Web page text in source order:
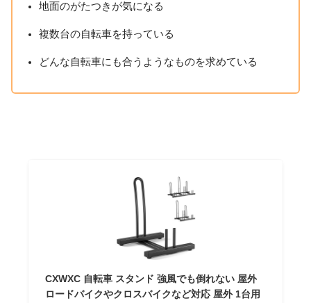
地面のがたつきが気になる
複数台の自転車を持っている
どんな自転車にも合うようなものを求めている
CXWXC 自転車 スタンド 強風でも倒れない 屋外
ロードバイクやクロスバイクなど対応 屋外 1台用